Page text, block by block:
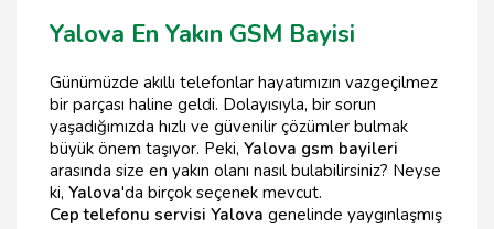
Yalova En Yakın GSM Bayisi
Günümüzde akıllı telefonlar hayatımızın vazgeçilmez
bir parçası haline geldi. Dolayısıyla, bir sorun
yaşadığımızda hızlı ve güvenilir çözümler bulmak
büyük önem taşıyor. Peki, Yalova gsm bayileri
arasında size en yakın olanı nasıl bulabilirsiniz? Neyse
ki, Yalova'da birçok seçenek mevcut.
Cep telefonu servisi Yalova genelinde yaygınlaşmış